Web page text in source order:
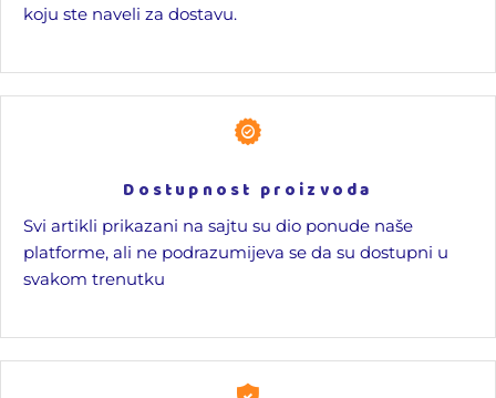
koju ste naveli za dostavu.
Dostupnost proizvoda
Svi artikli prikazani na sajtu su dio ponude naše
platforme, ali ne podrazumijeva se da su dostupni u
svakom trenutku